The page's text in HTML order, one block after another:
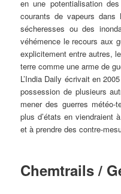
en une poten­tia­li­sa­ti­on des
cou­rants de vapeurs dans
sécher­es­ses ou des
véhé­mence le recours aux
expli­ci­te­ment ent­re aut­res,
terre com­me une arme de
L’India Dai­ly écri­vait en
pos­ses­si­on de plu­s­ieurs
mener des guer­res météo-
plus d’états en vien­drai­ent
et à prend­re des contre-
Chem­trails /